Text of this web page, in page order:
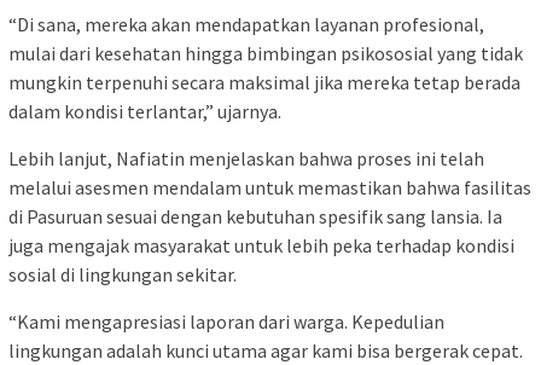
“Di sana, mereka akan mendapatkan layanan profesional,
mulai dari kesehatan hingga bimbingan psikososial yang tidak
mungkin terpenuhi secara maksimal jika mereka tetap berada
dalam kondisi terlantar,” ujarnya.
Lebih lanjut, Nafiatin menjelaskan bahwa proses ini telah
melalui asesmen mendalam untuk memastikan bahwa fasilitas
di Pasuruan sesuai dengan kebutuhan spesifik sang lansia. Ia
juga mengajak masyarakat untuk lebih peka terhadap kondisi
sosial di lingkungan sekitar.
“Kami mengapresiasi laporan dari warga. Kepedulian
lingkungan adalah kunci utama agar kami bisa bergerak cepat.